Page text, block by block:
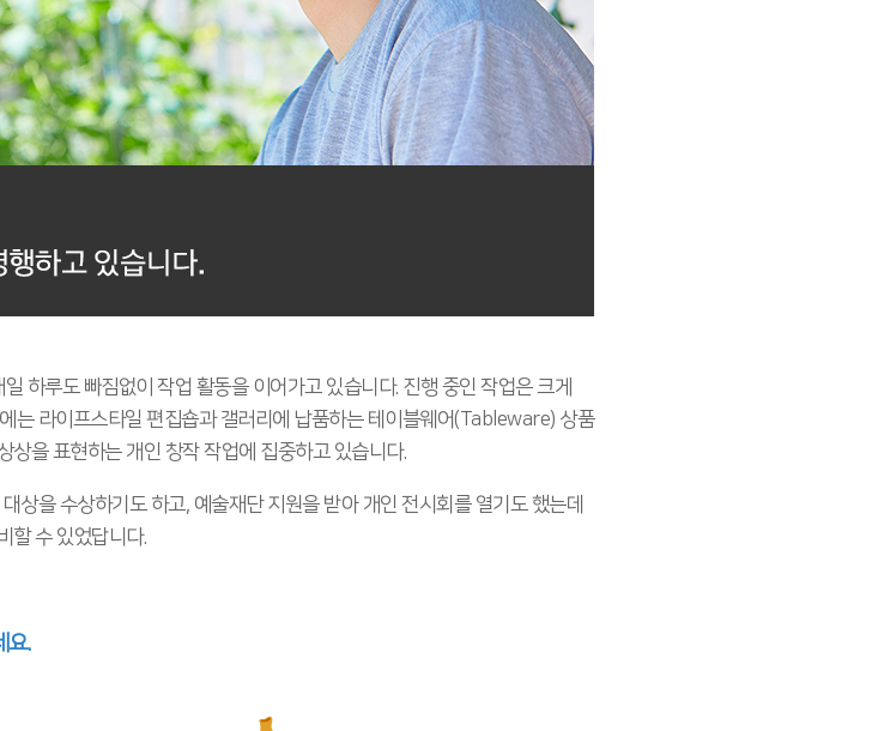
하루도 빠짐없이 작업 활동을 이어가고 있습니다. 진행 중인 작업은 크게
에는 라이프스타일 편집숍과 갤러리에 납품하는 테이블웨어(Tableware) 상품
상을 표현하는 개인 창작 작업에 집중하고 있습니다.
상을 수상하기도 하고, 예술재단 지원을 받아 개인 전시회를 열기도 했는데
할 수 있었답니다.
요.